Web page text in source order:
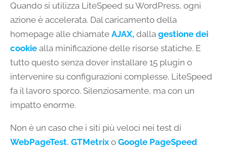
Quando si utilizza LiteSpeed su WordPress, ogni
azione è accelerata. Dal caricamento della
homepage alle chiamate AJAX, dalla gestione dei
cookie alla minificazione delle risorse statiche. E
tutto questo senza dover installare 15 plugin o
intervenire su configurazioni complesse. LiteSpeed
fa il lavoro sporco. Silenziosamente, ma con un
impatto enorme.
Non è un caso che i siti più veloci nei test di
WebPageTest, GTMetrix o Google PageSpeed